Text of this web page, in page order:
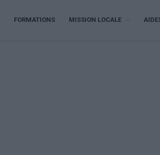
FORMATIONS MISSION LOCALE